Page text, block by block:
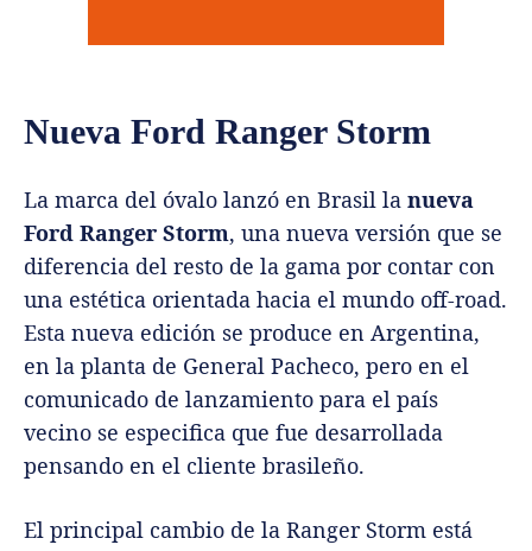
Nueva Ford Ranger Storm
La marca del óvalo lanzó en Brasil la nueva
Ford Ranger Storm, una nueva versión que se
diferencia del resto de la gama por contar con
una estética orientada hacia el mundo off-road.
Esta nueva edición se produce en Argentina,
en la planta de General Pacheco, pero en el
comunicado de lanzamiento para el país
vecino se especifica que fue desarrollada
pensando en el cliente brasileño.
El principal cambio de la Ranger Storm está